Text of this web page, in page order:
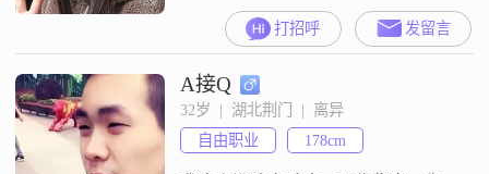
160cm##3002##目前，我在荆门有着
稳定的工作，月收入在5001到8000
元之间##3002##虽然我的学历是中
专，但我一直保持着学习的热情，
不断提升自己##3002##在生活中，
我热爱每一天，安静内敛是我的性
格特点，我喜欢平静地享受生活中
打招呼 发留言
A接Q
32岁  |  湖北荆门  |  离异
自由职业
178cm